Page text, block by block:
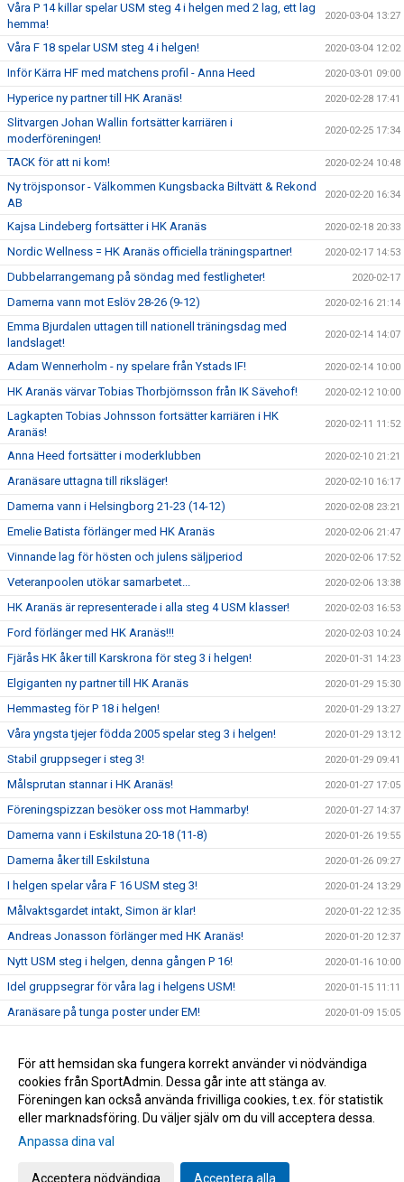
Våra P 14 killar spelar USM steg 4 i helgen med 2 lag, ett lag
hemma!
2020-03-04 13:27
Våra F 18 spelar USM steg 4 i helgen! 2020-03-04 12:02
Inför Kärra HF med matchens profil - Anna Heed 2020-03-01 09:00
Hyperice ny partner till HK Aranäs! 2020-02-28 17:41
Slitvargen Johan Wallin fortsätter karriären i
moderföreningen!
2020-02-25 17:34
TACK för att ni kom! 2020-02-24 10:48
Ny tröjsponsor - Välkommen Kungsbacka Biltvätt & Rekond
AB
2020-02-20 16:34
Kajsa Lindeberg fortsätter i HK Aranäs 2020-02-18 20:33
Nordic Wellness = HK Aranäs officiella träningspartner! 2020-02-17 14:53
Dubbelarrangemang på söndag med festligheter! 2020-02-17
Damerna vann mot Eslöv 28-26 (9-12) 2020-02-16 21:14
Emma Bjurdalen uttagen till nationell träningsdag med
landslaget!
2020-02-14 14:07
Adam Wennerholm - ny spelare från Ystads IF! 2020-02-14 10:00
HK Aranäs värvar Tobias Thorbjörnsson från IK Sävehof! 2020-02-12 10:00
Lagkapten Tobias Johnsson fortsätter karriären i HK
Aranäs!
2020-02-11 11:52
Anna Heed fortsätter i moderklubben 2020-02-10 21:21
Aranäsare uttagna till riksläger! 2020-02-10 16:17
Damerna vann i Helsingborg 21-23 (14-12) 2020-02-08 23:21
Emelie Batista förlänger med HK Aranäs 2020-02-06 21:47
Vinnande lag för hösten och julens säljperiod 2020-02-06 17:52
Veteranpoolen utökar samarbetet... 2020-02-06 13:38
HK Aranäs är representerade i alla steg 4 USM klasser! 2020-02-03 16:53
Ford förlänger med HK Aranäs!!! 2020-02-03 10:24
Fjärås HK åker till Karskrona för steg 3 i helgen! 2020-01-31 14:23
Elgiganten ny partner till HK Aranäs 2020-01-29 15:30
Hemmasteg för P 18 i helgen! 2020-01-29 13:27
Våra yngsta tjejer födda 2005 spelar steg 3 i helgen! 2020-01-29 13:12
Stabil gruppseger i steg 3! 2020-01-29 09:41
Målsprutan stannar i HK Aranäs! 2020-01-27 17:05
Föreningspizzan besöker oss mot Hammarby! 2020-01-27 14:37
Damerna vann i Eskilstuna 20-18 (11-8) 2020-01-26 19:55
Damerna åker till Eskilstuna 2020-01-26 09:27
I helgen spelar våra F 16 USM steg 3! 2020-01-24 13:29
Målvaktsgardet intakt, Simon är klar! 2020-01-22 12:35
Andreas Jonasson förlänger med HK Aranäs! 2020-01-20 12:37
Nytt USM steg i helgen, denna gången P 16! 2020-01-16 10:00
Idel gruppsegrar för våra lag i helgens USM! 2020-01-15 11:11
Aranäsare på tunga poster under EM! 2020-01-09 15:05
Fyll Lillekärrshallen med Aranäsare! 2019-11-28 11:03
2019-11-26 19:29
Gå till Webbversion
För att hemsidan ska fungera korrekt använder vi nödvändiga
cookies från SportAdmin. Dessa går inte att stänga av.
Föreningen kan också använda frivilliga cookies, t.ex. för statistik
eller marknadsföring. Du väljer själv om du vill acceptera dessa.
Anpassa dina val
Acceptera nödvändiga Acceptera alla